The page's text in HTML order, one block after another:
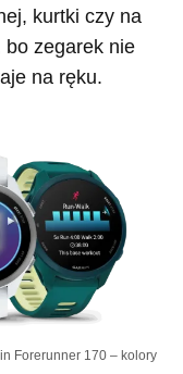
kurtki czy na
bo zegarek nie
na ręku.
Forerunner 170 – kolory